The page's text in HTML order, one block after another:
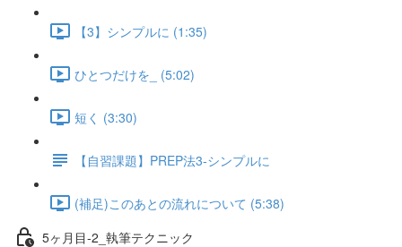
【3】シンプルに (1:35)
ひとつだけを_ (5:02)
短く (3:30)
【自習課題】PREP法3-シンプルに
(補足)このあとの流れについて (5:38)
5ヶ月目-2_執筆テクニック